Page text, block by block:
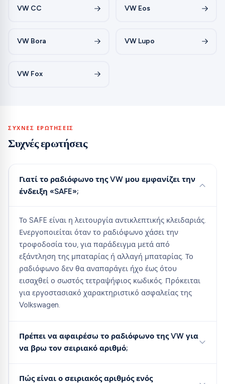
VW CC VW Eos
VW Bora VW Lupo
VW Fox
ΣΥΧΝΈΣ ΕΡΩΤΉΣΕΙΣ
Συχνές ερωτήσεις
Γιατί το ραδιόφωνο της VW μου εμφανίζει την
ένδειξη «SAFE»;
Το SAFE είναι η λειτουργία αντικλεπτικής κλειδαριάς.
Ενεργοποιείται όταν το ραδιόφωνο χάσει την
τροφοδοσία του, για παράδειγμα μετά από
εξάντληση της μπαταρίας ή αλλαγή μπαταρίας. Το
ραδιόφωνο δεν θα αναπαράγει ήχο έως ότου
εισαχθεί ο σωστός τετραψήφιος κωδικός. Πρόκειται
για εργοστασιακό χαρακτηριστικό ασφαλείας της
Volkswagen.
Πρέπει να αφαιρέσω το ραδιόφωνο της VW για
να βρω τον σειριακό αριθμό;
Πώς είναι ο σειριακός αριθμός ενός